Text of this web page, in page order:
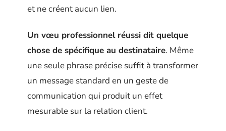
et ne créent aucun lien.
Un vœu professionnel réussi dit quelque
chose de spécifique au destinataire. Même
une seule phrase précise suffit à transformer
un message standard en un geste de
communication qui produit un effet
mesurable sur la relation client.